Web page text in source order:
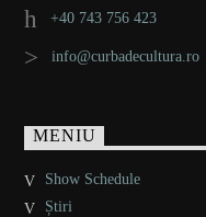
+40 743 756 423
info@curbadecultura.ro
MENIU
Show Schedule
Știri